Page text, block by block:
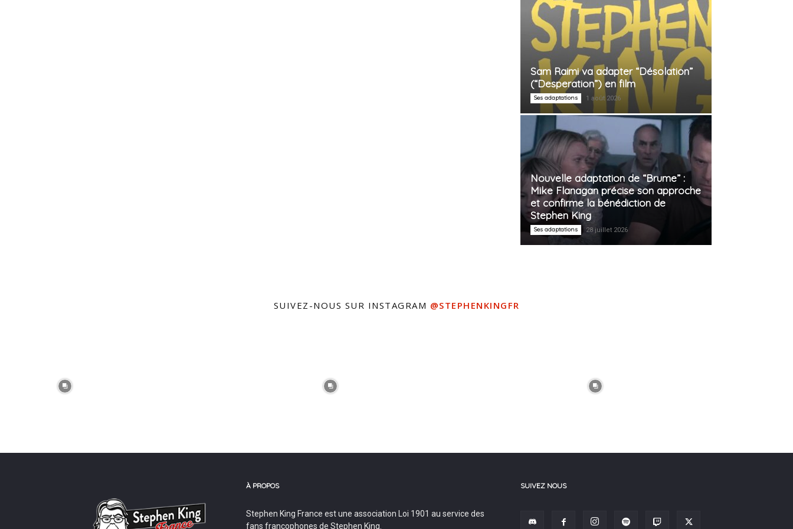
Sam Raimi va adapter “Désolation”
(“Desperation”) en film
Ses adaptations 1 août 2026
Nouvelle adaptation de “Brume” :
Mike Flanagan précise son approche
et confirme la bénédiction de
Stephen King
Ses adaptations 28 juillet 2026
SUIVEZ-NOUS SUR INSTAGRAM @STEPHENKINGFR
À PROPOS
Stephen King France est une association Loi 1901 au service des
fans francophones de Stephen King.
SUIVEZ NOUS